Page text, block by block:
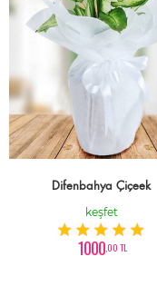
Difenbahya Çiçeek
keşfet
1000,00 TL